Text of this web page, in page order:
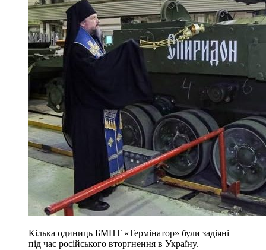
Кілька одиниць БМПТ «Термінатор» були задіяні
під час російського вторгнення в Україну.